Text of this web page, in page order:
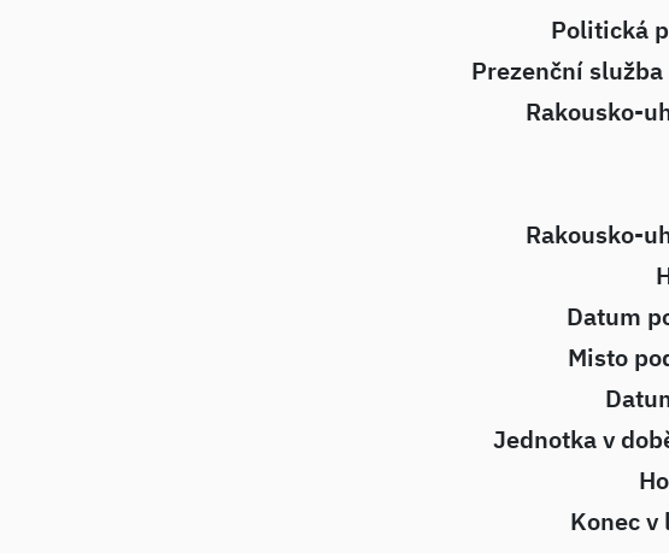
Politická
Prezenční
Rakousko-
Rakousko-
Datum
Misto
Jednotka v
Konec v